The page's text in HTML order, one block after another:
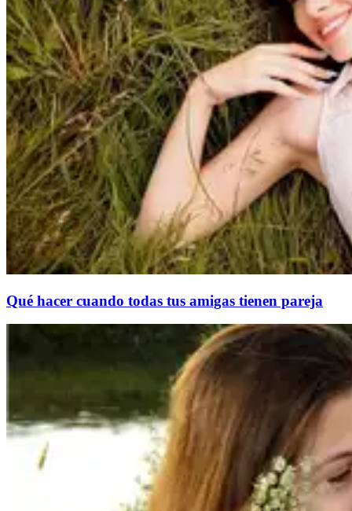
Qué hacer cuando todas tus amigas tienen pareja